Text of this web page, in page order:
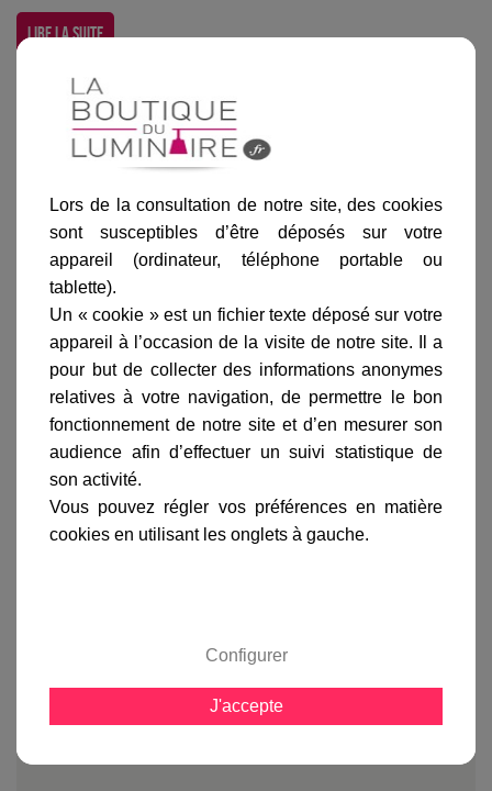
Lire la suite
Borne Prise BornÃ©o 37cm GrÃ¨s existe dans d'autres coloris
Blanc
Gris
anthracite
Bleu Vert anglais Gris
Ajouter au panier
avis clients
Lors de la consultation de notre site, des cookies
sont susceptibles d’être déposés sur votre
appareil (ordinateur, téléphone portable ou
tablette).
Un « cookie » est un fichier texte déposé sur votre
appareil à l’occasion de la visite de notre site. Il a
pour but de collecter des informations anonymes
relatives à votre navigation, de permettre le bon
fonctionnement de notre site et d’en mesurer son
audience afin d’effectuer un suivi statistique de
son activité.
Vous pouvez régler vos préférences en matière
cookies en utilisant les onglets à gauche.
Configurer
J'accepte